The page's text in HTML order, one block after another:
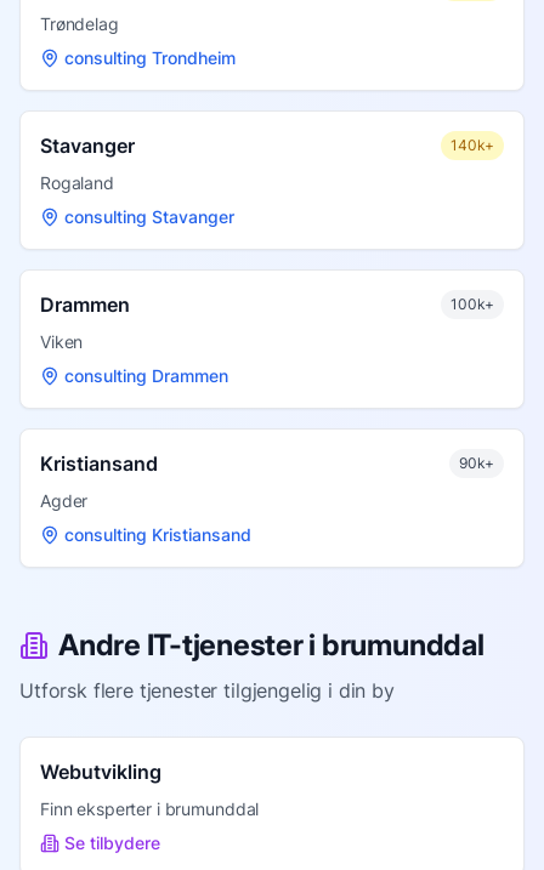
Trøndelag
consulting Trondheim
Stavanger 140k+
Rogaland
consulting Stavanger
Drammen 100k+
Viken
consulting Drammen
Kristiansand 90k+
Agder
consulting Kristiansand
Andre IT-tjenester i brumunddal
Utforsk flere tjenester tilgjengelig i din by
Webutvikling
Finn eksperter i brumunddal
Se tilbydere